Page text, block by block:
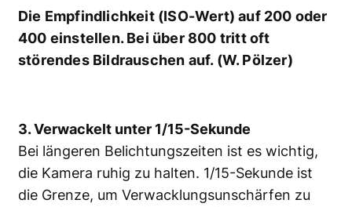
Die Empfindlichkeit (ISO-Wert) auf 200 oder
400 einstellen. Bei über 800 tritt oft
störendes Bildrauschen auf. (W. Pölzer)
3. Verwackelt unter 1/15-Sekunde
Bei längeren Belichtungszeiten ist es wichtig,
die Kamera ruhig zu halten. 1/15-Sekunde ist
die Grenze, um Verwacklungsunschärfen zu